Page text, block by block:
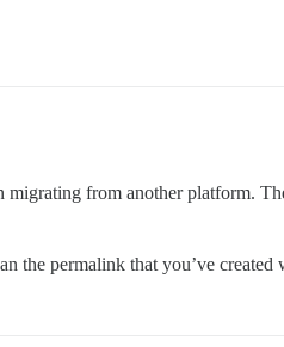
from another platform.
the permalink that you’ve created